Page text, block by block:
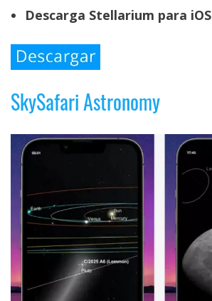
Descarga Stellarium para iOS
SkySafari Astronomy